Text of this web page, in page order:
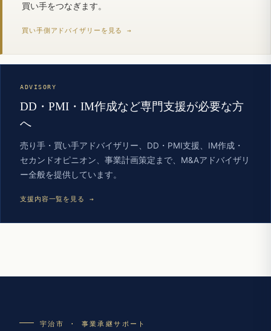
買い手をつなぎます。
買い手側アドバイザリーを見る →
ADVISORY
DD・PMI・IM作成など専門支援が必要な方
へ
売り手・買い手アドバイザリー、DD・PMI支援、IM作成・
セカンドオピニオン、事業計画策定まで、M&Aアドバイザリ
ー全般を提供しています。
支援内容一覧を見る →
宇治市 · 事業承継サポート